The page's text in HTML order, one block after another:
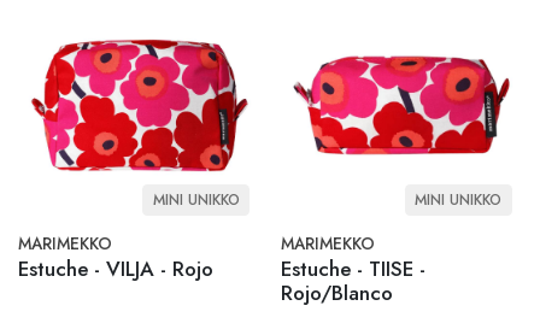
MINI UNIKKO
MARIMEKKO
Estuche - VILJA - Rojo
MINI UNIKKO
MARIMEKKO
Estuche - TIISE -
Rojo/Blanco